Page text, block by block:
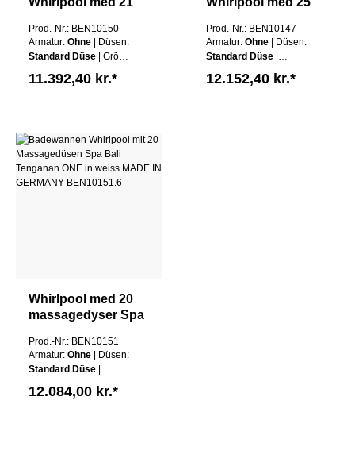
Bali Tulamben
THREE i 3
størrelser hvid
MADE IN
Prod.-Nr.: BEN10150
Armatur: Ohne
| Düsen:
Standard Düse
| Größe:
| Schürze:
Ohne Schürze |
11.392,40 kr.*
Bali Tulamben ONE
155x155 cm hvid
GERMANY
Prod.-Nr.: BEN10147
Armatur: Ohne
| Düsen:
Standard Düse
Ohne Schürze
| Wannen Farbe:Weiß
12.152,40 kr.*
Whirlpool med 20
massagedyser Spa
i hvid MADE IN
GERMANY
Prod.-Nr.: BEN10151
Armatur: Ohne
| Düsen:
Standard Düse
Ohne Schürze
| Wannen Farbe:Weiß
12.084,00 kr.*